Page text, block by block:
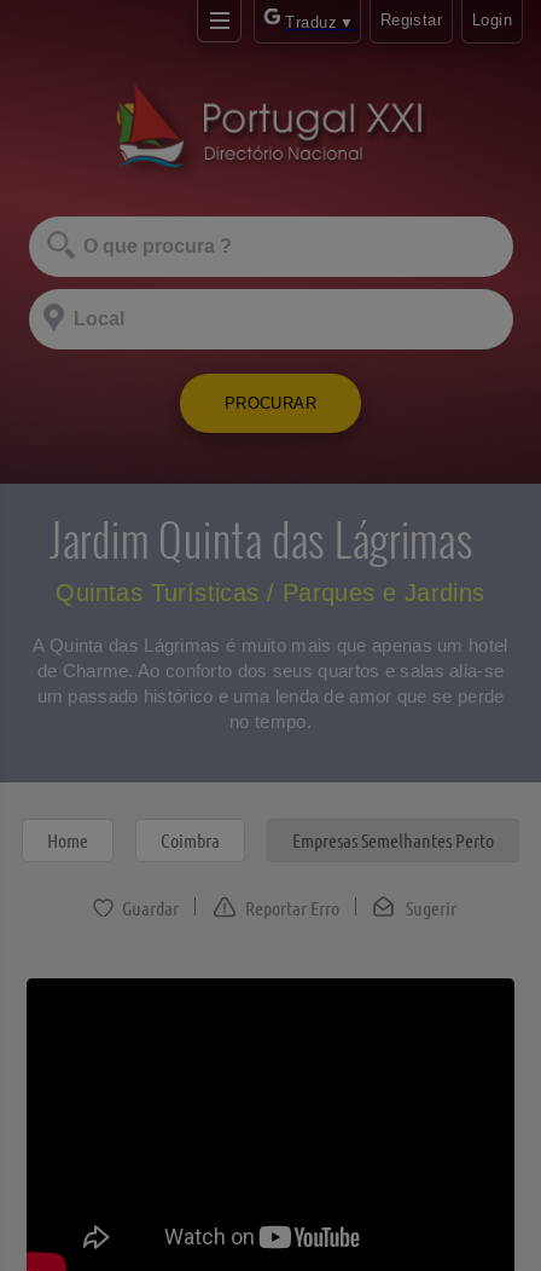
Traduz ▼ Registar Login
PROCURAR
Jardim Quinta das Lágrimas
Quintas Turísticas / Parques e Jardins
A Quinta das Lágrimas é muito mais que apenas um hotel
de Charme. Ao conforto dos seus quartos e salas alia-se
um passado histórico e uma lenda de amor que se perde
no tempo.
Home Coimbra Empresas Semelhantes Perto
Sugerir
Reportar Erro